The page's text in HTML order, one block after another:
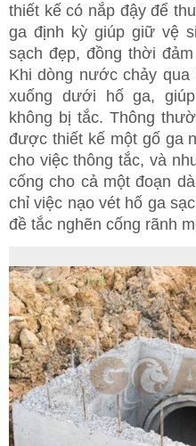
thiết kế có nắp đậy để
ga định kỳ giúp giữ vệ
sạch đẹp, đồng thời
Khi dòng nước chảy
xuống dưới hố ga,
không bị tắc. Thông
được thiết kế một gố ga
cho việc thông tắc, và
cống cho cả một đoạn
chỉ việc nạo vét hố ga
đề tắc nghẽn cống rãnh